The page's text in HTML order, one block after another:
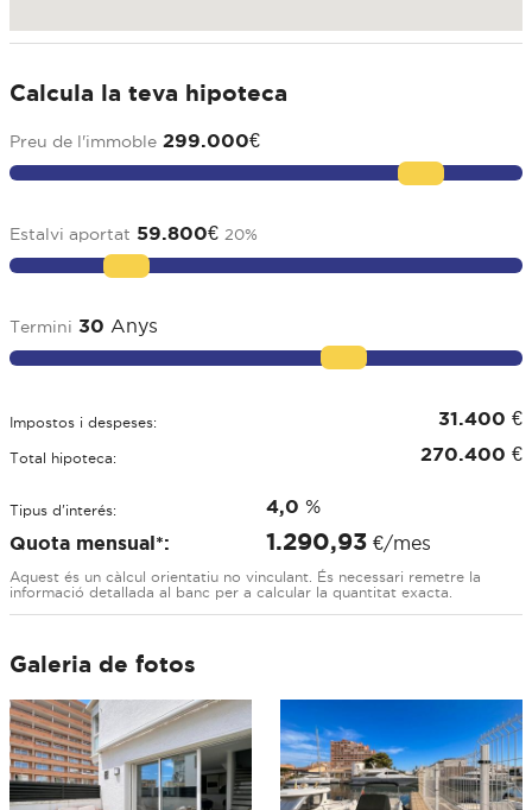
Calcula la teva hipoteca
Preu de l'immoble 299.000€
Estalvi aportat 59.800€ 20%
Termini 30 Anys
Impostos i despeses: 31.400 €
Total hipoteca: 270.400 €
Tipus d'interés: 4,0 %
Quota mensual*:
1.290,93 €/mes
Aquest és un càlcul orientatiu no vinculant. És necessari remetre la
informació detallada al banc per a calcular la quantitat exacta.
Galeria de fotos